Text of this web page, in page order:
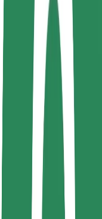
Project Zero
Blog
Κέντρο
Αποστολή
Σχέσεις με
Μάρκα
Μέσα